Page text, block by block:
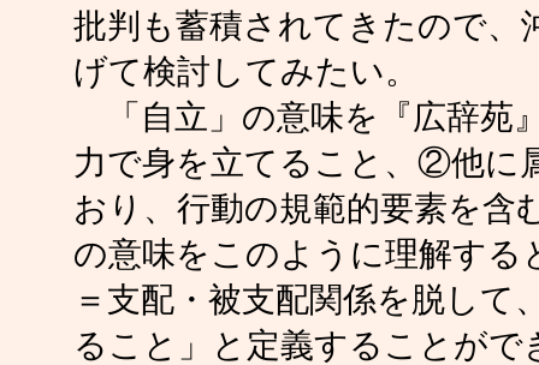
批判も蓄積されてきたので、
げて検討してみたい。
「自立」の意味を『広辞苑
力で身を立てること、②他に
おり、行動の規範的要素を含
の意味をこのように理解する
＝支配・被支配関係を脱し
ること」と定義することが